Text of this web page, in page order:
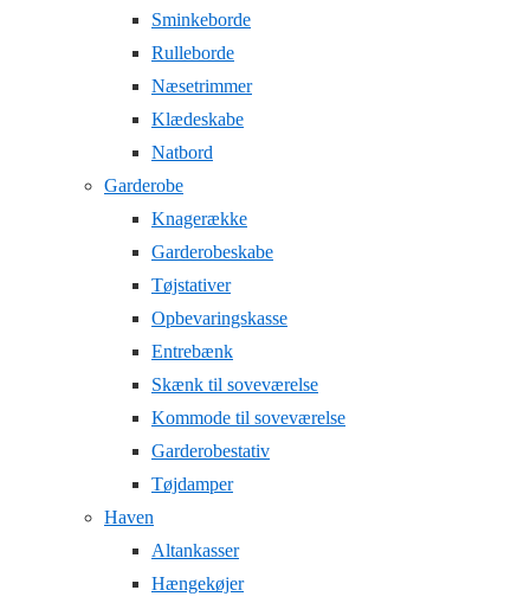
Sminkeborde
Rulleborde
Næsetrimmer
Klædeskabe
Natbord
Garderobe
Knagerække
Garderobeskabe
Tøjstativer
Opbevaringskasse
Entrebænk
Skænk til soveværelse
Kommode til soveværelse
Garderobestativ
Tøjdamper
Haven
Altankasser
Hængekøjer